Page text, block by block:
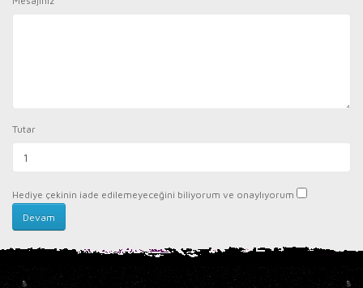
Tutar
Hediye çekinin iade edilemeyeceğini biliyorum ve onaylıyorum